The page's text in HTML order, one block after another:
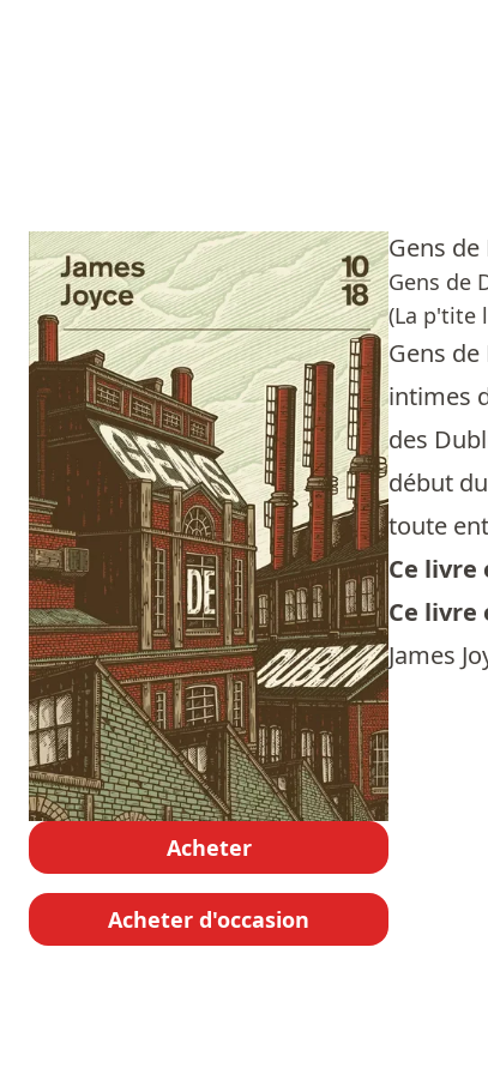
Acheter
Acheter d'occasion
Gens
Gens de
(La p'tite
Gens
intimes
des
début
toute
Ce livre
Ce livre
James
Sources
Personnes
Livres
Livres les plus
Prix littéraires